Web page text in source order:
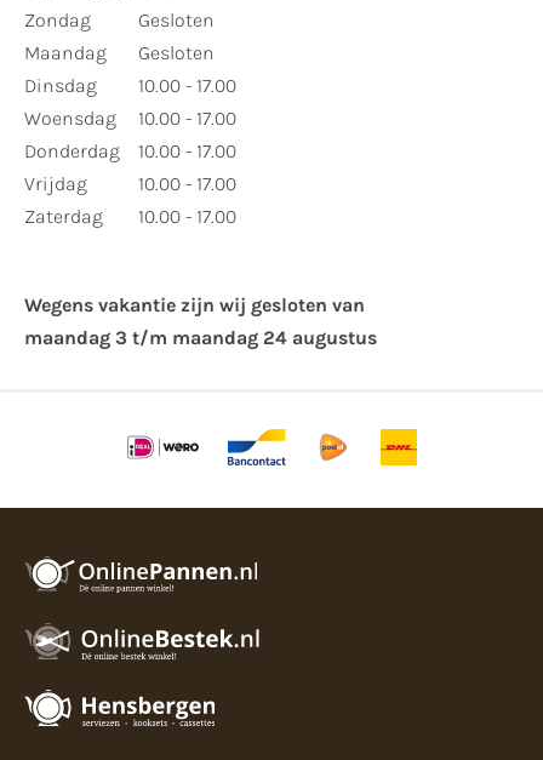
Zondag
Maandag
Dinsdag
Woensdag
Donderdag
Vrijdag
Zaterdag
Gesloten
Gesloten
10.00 - 17.00
10.00 - 17.00
10.00 - 17.00
10.00 - 17.00
10.00 - 17.00
Wegens vakantie zijn wij gesloten van ​
maandag 3 t/m maandag 24 augustus